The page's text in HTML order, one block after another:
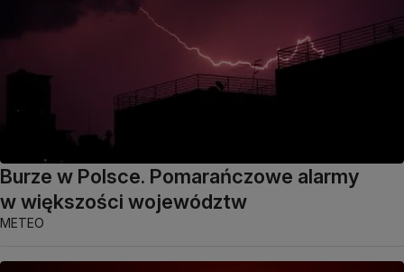
Burze w Polsce. Pomarańczowe alarmy
w większości województw
METEO